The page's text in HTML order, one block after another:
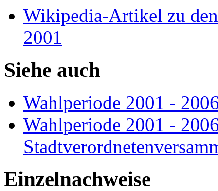
Wikipedia-Artikel zu
2001
Siehe auch
Wahlperiode 2001 -
Wahlperiode 2001 -
Einzelnachweise